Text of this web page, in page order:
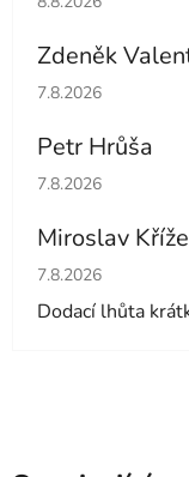
Zdeněk
Hodnocení
7.8.2026
Petr Hrůša
Hodnocení
7.8.2026
Miroslav
Hodnocení
7.8.2026
Dodací lhůta